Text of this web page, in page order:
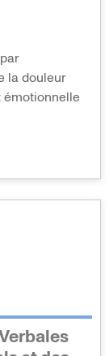
la douleur
émotionnelle